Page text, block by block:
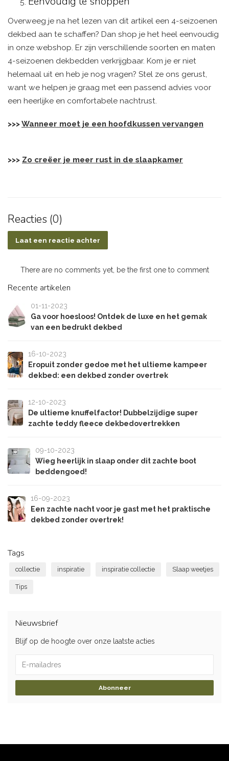
Overweeg je na het lezen van dit artikel een 4-seizoenen
dekbed aan te schaffen? Dan shop je het heel eenvoudig
in onze webshop. Er zijn verschillende soorten en maten
4-seizoenen dekbedden verkrijgbaar. Kom je er niet
helemaal uit en heb je nog vragen? Stel ze ons gerust,
want we helpen je graag met een passend advies voor
een heerlijke en comfortabele nachtrust.
>>>Wanneer moet je een hoofdkussen vervangen
>>> Zo creëer je meer rust in de slaapkamer
Reacties (0)
Laat een reactie achter
There are no comments yet, be the first one to comment
Recente artikelen
01-11-2023
Ga voor hoesloos! Ontdek de luxe en het gemak
van een bedrukt dekbed
16-10-2023
Eropuit zonder gedoe met het ultieme kampeer
dekbed: een dekbed zonder overtrek
12-10-2023
De ultieme knuffelfactor! Dubbelzijdige super
zachte teddy fleece dekbedovertrekken
09-10-2023
Wieg heerlijk in slaap onder dit zachte boot
beddengoed!
16-09-2023
Een zachte nacht voor je gast met het praktische
dekbed zonder overtrek!
Tags
collectie inspiratie inspiratie collectie Slaap weetjes
Tips
Nieuwsbrief
Blijf op de hoogte over onze laatste acties
Abonneer